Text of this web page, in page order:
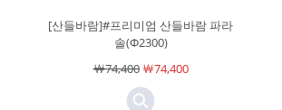
[산들바람]#프리미엄 산들바람 파라
솔(Φ2300)
￦74,400￦74,400